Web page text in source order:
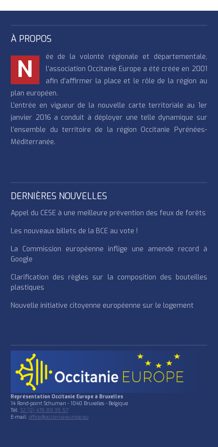
À PROPOS
N
ée de la volonté régionale et départementale,
l’association Occitanie Europe a été créée en 2001
afin d’affirmer la place et le rôle de la région au
plan européen.
L’entrée en vigueur de la nouvelle carte territoriale au 1er
janvier 2016 a conduit à déployer une telle dynamique sur
l’ensemble du territoire de la région Occitanie Pyrénées-
Méditerranée.
DERNIÈRES NOUVELLES
Appel du CESE à une meilleure prévention des feux de forêts
Les nouveaux billets de la BCE au vote !
La Commission européenne inflige une amende record à
Google
Clarification des règles sur la composition des bouteilles
plastiques
Nouvelle initiative citoyenne européenne sur le logement
Représentation Occitanie Europe à Bruxelles
14 Rond-point Schuman - 1040 Bruxelles - Belgique
Tél:32 (0) 476 89 35 57
E-mail:office@occitanie-europe.eu